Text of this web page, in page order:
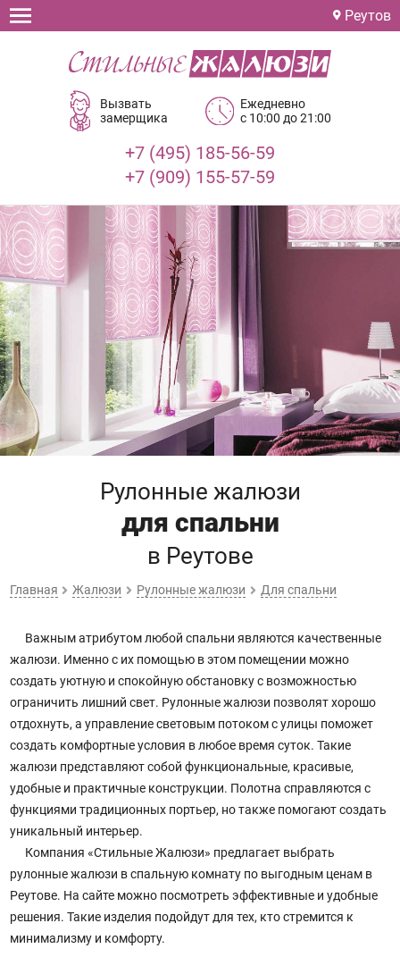
Реутов
Вызвать
замерщика
Ежедневно
с 10:00 до 21:00
+7 (495) 185-56-59
+7 (909) 155-57-59
Рулонные жалюзи
для спальни
в Реутове
Главная Жалюзи Рулонные жалюзи Для спальни
Важным атрибутом любой спальни являются качественные
жалюзи. Именно с их помощью в этом помещении можно
создать уютную и спокойную обстановку с возможностью
ограничить лишний свет. Рулонные жалюзи позволят хорошо
отдохнуть, а управление световым потоком с улицы поможет
создать комфортные условия в любое время суток. Такие
жалюзи представляют собой функциональные, красивые,
удобные и практичные конструкции. Полотна справляются с
функциями традиционных портьер, но также помогают создать
уникальный интерьер.
Компания «Стильные Жалюзи» предлагает выбрать
рулонные жалюзи в спальную комнату по выгодным ценам в
Реутове. На сайте можно посмотреть эффективные и удобные
решения. Такие изделия подойдут для тех, кто стремится к
минимализму и комфорту.